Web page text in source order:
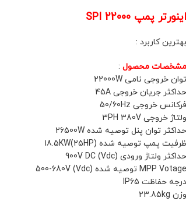
اینورتر پمپ SPI 22000
بهترین کاربرد :
مشخصات محصول :
توان خروجی نامی 22000W
حداکثر جریان خروجی 45A
فرکانس خروجی 50/60Hz
ولتاژ خروجی 3PH 380V
حداکثر توان پنل توصیه شده 26500W
ظرفیت پمپ توصیه شده 18.5KW(25HP)
حداکثر ولتاژ ورودی DC (Vdc)‏ 900V
درجه حفاظت IP65
وزن 23.85kg